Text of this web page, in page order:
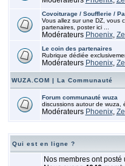
Covoiturage / Soufflerie /
Vous allez sur une DZ, vous
partenaires, poster ici ...
Modérateurs Phoenix,
Le coin des partenaires
Rubrique dédiée
Modérateurs Phoenix,
WUZA.COM | La Communauté
Forum communauté wuza
discussions autour de wuza,
Modérateurs Phoenix,
Qui est en ligne ?
Nos membres ont posté